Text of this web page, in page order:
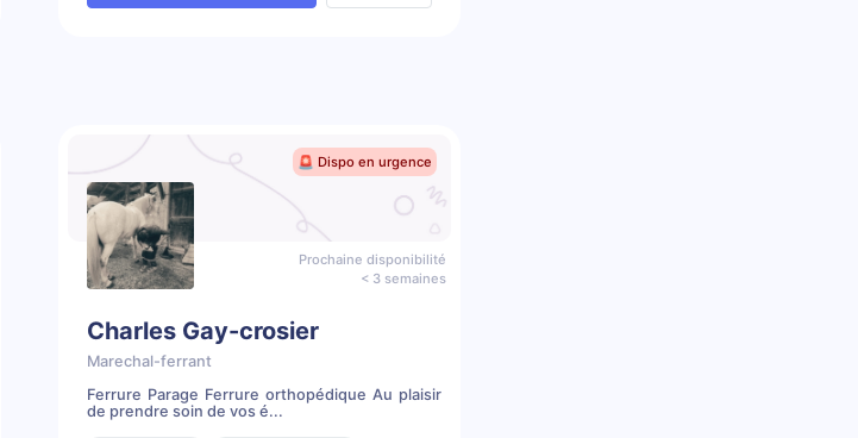
🚨 Dispo en urgence
Prochaine disponibilité
< 3 semaines
Charles Gay-crosier
Marechal-ferrant
Ferrure Parage Ferrure orthopédique Au plaisir
de prendre soin de vos é...